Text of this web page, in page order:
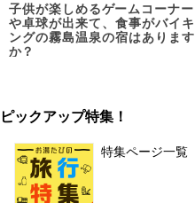
子供が楽しめるゲームコーナー
や卓球が出来て、食事がバイキ
ングの霧島温泉の宿はあります
か？
ピックアップ特集！
特集ページ一覧